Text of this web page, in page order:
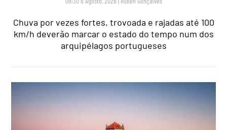
Chuva por vezes fortes, trovoada e rajadas até 100
km/h deverão marcar o estado do tempo num dos
arquipélagos portugueses